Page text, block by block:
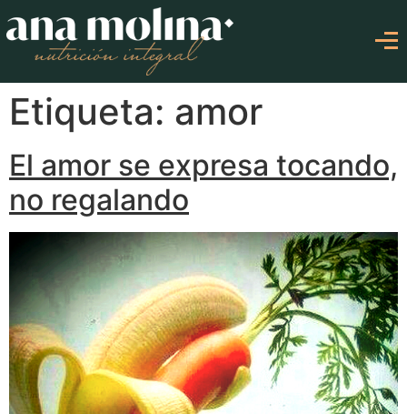
Etiqueta: amor
El amor se expresa tocando,
no regalando